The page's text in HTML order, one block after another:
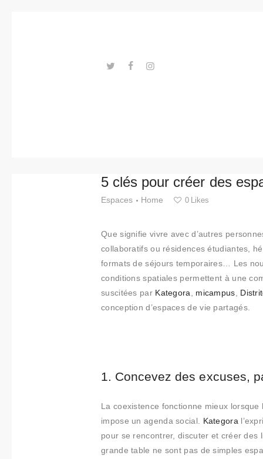
Collabora
5 clés pour créer des
Espaces Home 0 Likes
Que signifie vivre avec d’autres
collaboratifs ou résidences étudiantes,
formats de séjours temporaires… Les
conditions spatiales permettent à une
suscitées par Kategora micampus
conception d’espaces de vie partagés.
1. Concevez des excuses,
La coexistence fonctionne mieux lorsque
impose un agenda social. Kategora
pour se rencontrer, discuter et créer des
grande table ne sont pas de simples